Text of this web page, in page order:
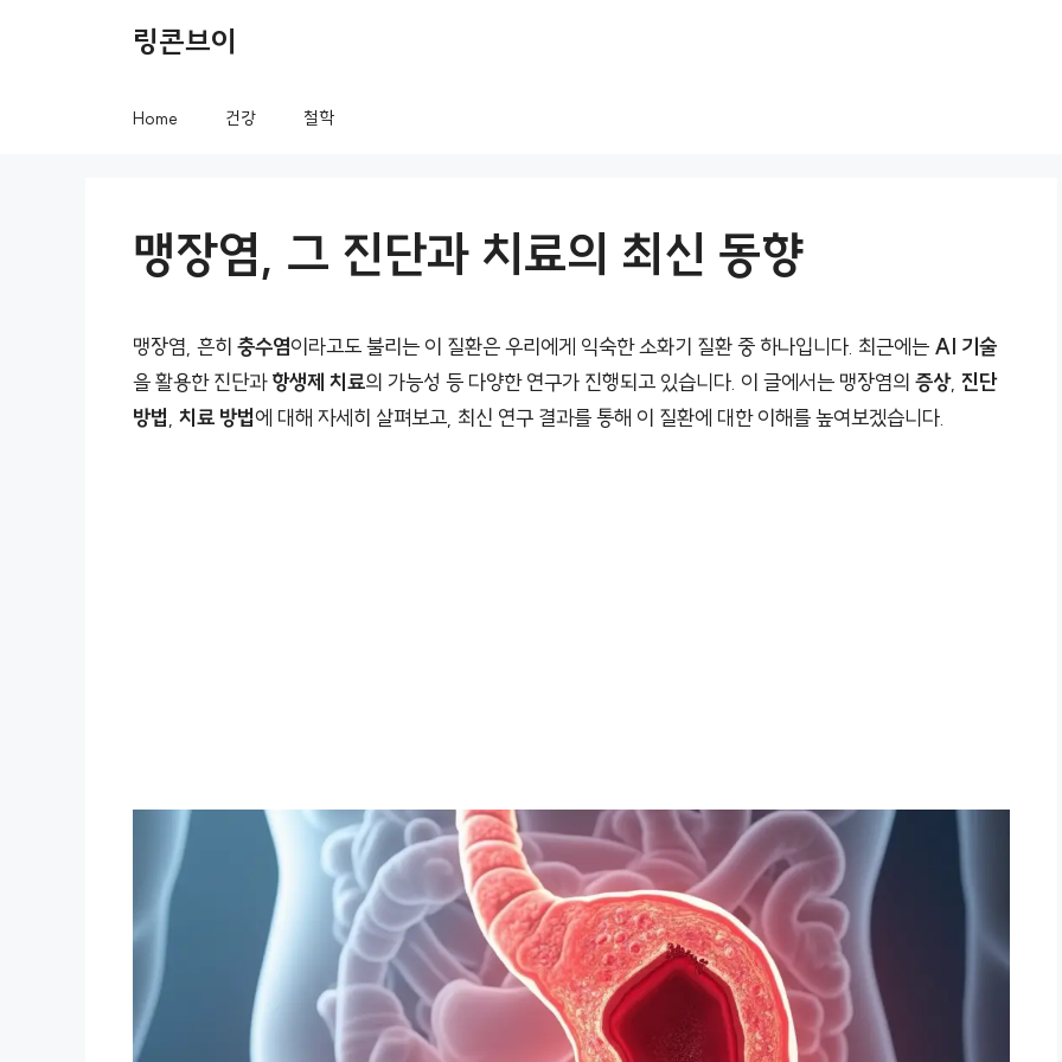
링콘브이
Home 건강 철학
맹장염, 그 진단과 치료의 최신 동향
맹장염, 흔히 충수염이라고도 불리는 이 질환은 우리에게 익숙한 소화기 질환 중 하나입니다. 최근에는 AI 기술
을 활용한 진단과항생제 치료의 가능성 등 다양한 연구가 진행되고 있습니다. 이 글에서는 맹장염의 증상, 진단
방법, 치료 방법에 대해 자세히 살펴보고, 최신 연구 결과를 통해 이 질환에 대한 이해를 높여보겠습니다.